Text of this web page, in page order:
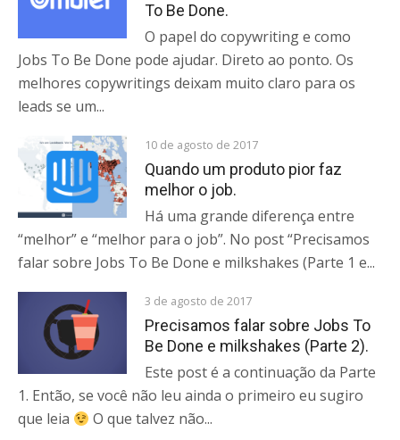
To Be Done.
O papel do copywriting e como
Jobs To Be Done pode ajudar. Direto ao ponto. Os
melhores copywritings deixam muito claro para os
leads se um...
10 de agosto de 2017
Quando um produto pior faz
melhor o job.
Há uma grande diferença entre
“melhor” e “melhor para o job”. No post “Precisamos
falar sobre Jobs To Be Done e milkshakes (Parte 1 e...
3 de agosto de 2017
Precisamos falar sobre Jobs To
Be Done e milkshakes (Parte 2).
Este post é a continuação da Parte
1. Então, se você não leu ainda o primeiro eu sugiro
que leia
O que talvez não...